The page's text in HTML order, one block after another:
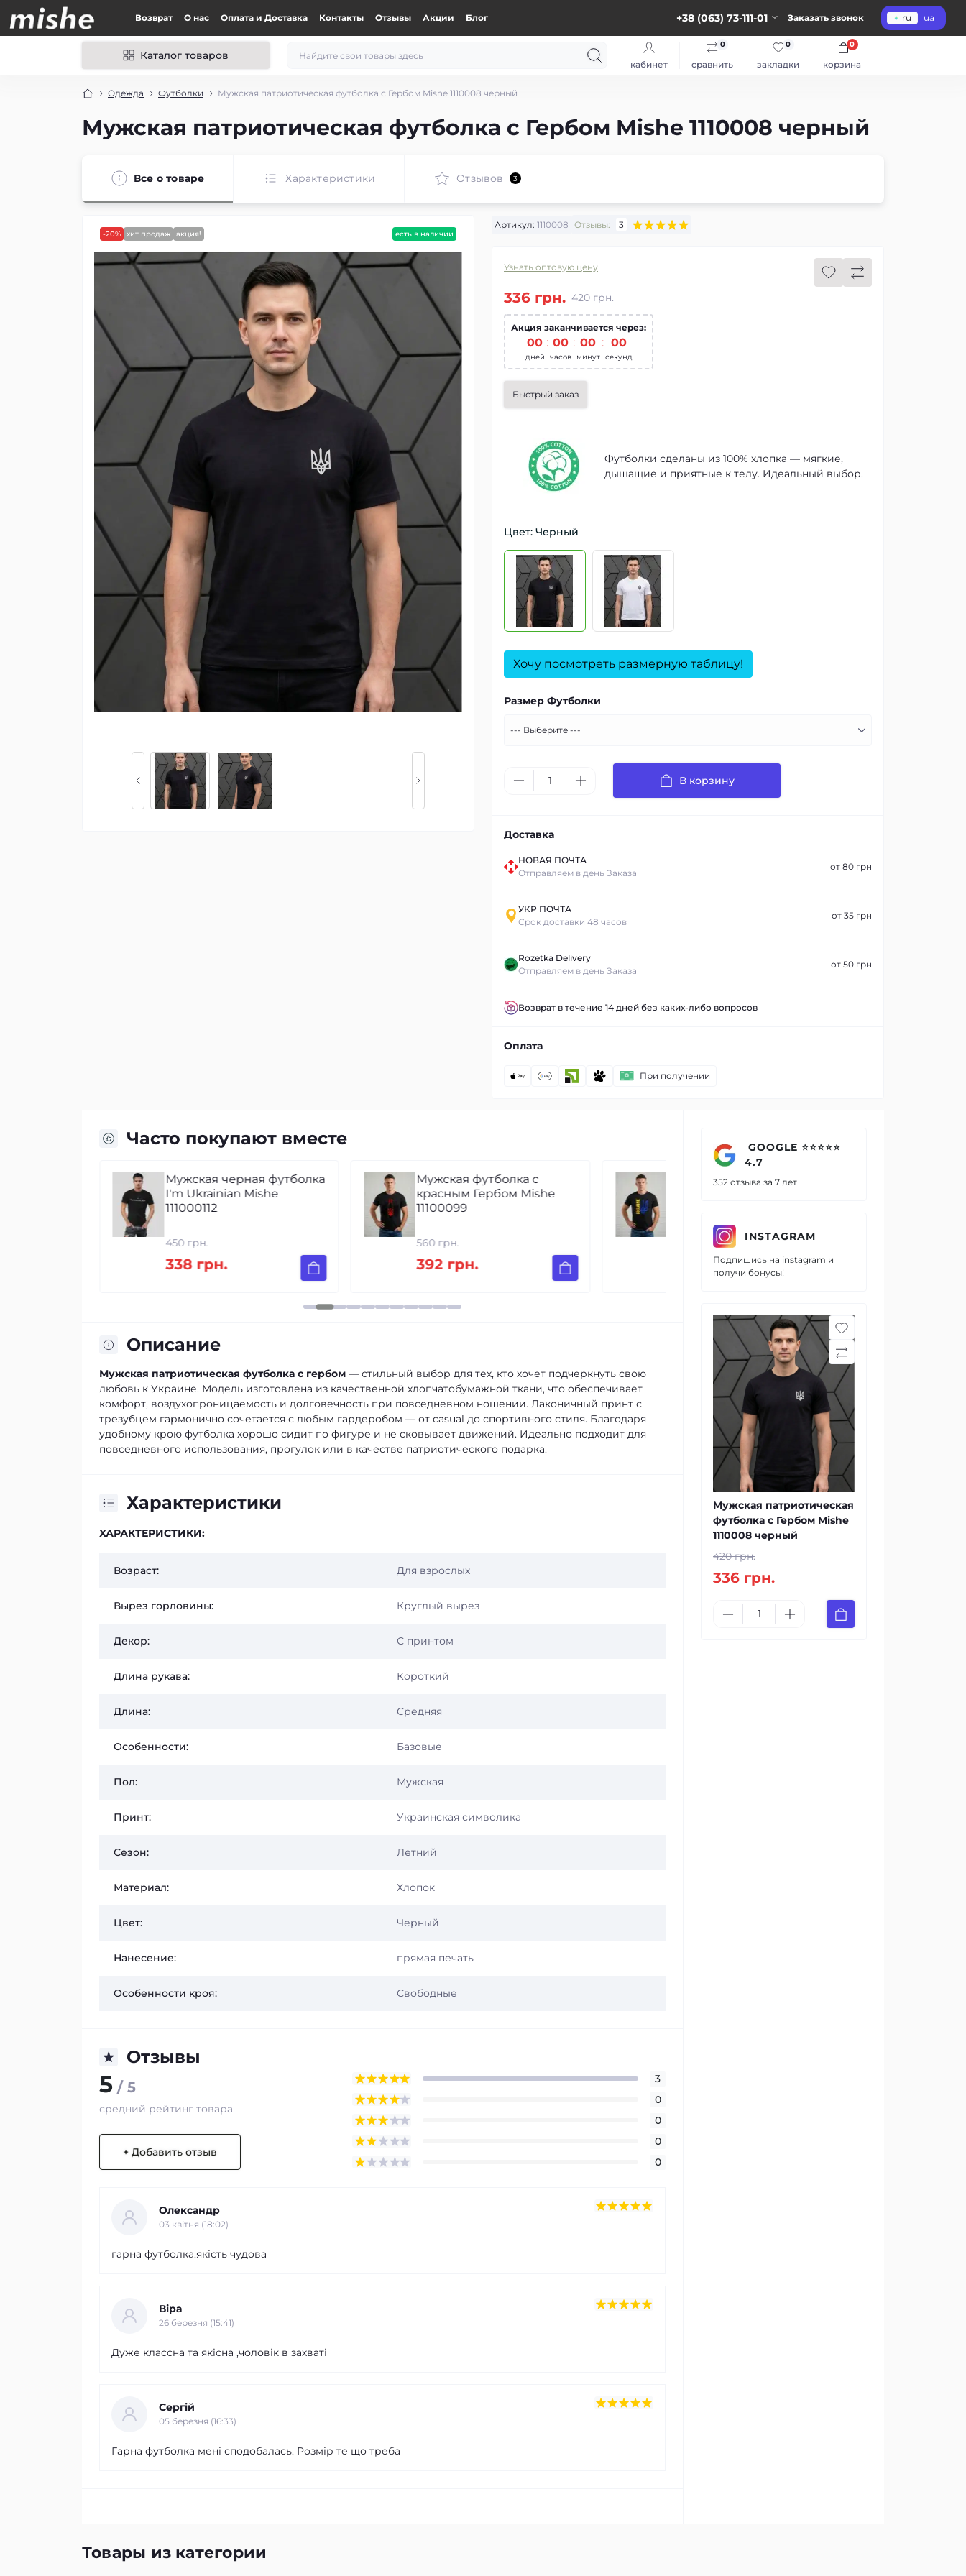
Возврат О нас Оплата и Доставка Контакты Отзывы Акции Блог +38 (063) 73-111-01 Заказать звонок ru ua
Каталог товаров
кабинет сравнить
0
закладки
0
корзина
0
Одежда Футболки Мужская патриотическая футболка с Гербом Mishe 1110008 черный
Мужская патриотическая футболка с Гербом Mishe 1110008 черный
Все о товаре Характеристики Отзывов 3
-20% хит продаж акция! есть в наличии
Артикул: 1110008 Отзывы: 3
Узнать оптовую цену
420 грн.
336 грн.
Акция заканчивается через:
00
дней
: 00
часов
: 00
минут
: 00
секунд
Быстрый заказ
Футболки сделаны из 100% хлопка — мягкие,
дышащие и приятные к телу. Идеальный выбор.
Цвет: Черный
Хочу посмотреть размерную таблицу!
Размер Футболки
В корзину
Доставка
НОВАЯ ПОЧТА
Отправляем в день Заказа
от 80 грн
УКР ПОЧТА
Срок доставки 48 часов
от 35 грн
Rozetka Delivery
Отправляем в день Заказа
от 50 грн
Возврат в течение 14 дней без каких-либо вопросов
Оплата
При получении
Часто покупают вместе
Мужская черная футболка
I'm Ukrainian Mishe
111000112
450 грн.
338 грн.
Мужская футболка с
красным Гербом Mishe
11100099
560 грн.
392 грн.
Мужская черная футболка
Mishe 111000113
392 грн.
Описание
Мужская патриотическая футболка с гербом — стильный выбор для тех, кто хочет подчеркнуть свою
любовь к Украине. Модель изготовлена из качественной хлопчатобумажной ткани, что обеспечивает
комфорт, воздухопроницаемость и долговечность при повседневном ношении. Лаконичный принт с
трезубцем гармонично сочетается с любым гардеробом — от casual до спортивного стиля. Благодаря
удобному крою футболка хорошо сидит по фигуре и не сковывает движений. Идеально подходит для
повседневного использования, прогулок или в качестве патриотического подарка.
Характеристики
ХАРАКТЕРИСТИКИ:
Возраст: Для взрослых
Вырез горловины: Круглый вырез
Декор: С принтом
Длина рукава: Короткий
Длина: Средняя
Особенности: Базовые
Пол: Мужская
Принт: Украинская символика
Сезон: Летний
Материал: Хлопок
Цвет: Черный
Нанесение: прямая печать
Особенности кроя: Свободные
Отзывы
5 / 5
средний рейтинг товара
+ Добавить отзыв
3
0
0
0
0
Олександр
03 квітня (18:02)
гарна футболка.якість чудова
Віра
26 березня (15:41)
Дуже классна та якісна ,чоловік в захваті
Сергій
05 березня (16:33)
Гарна футболка мені сподобалась. Розмір те що треба
GOOGLE ⭐⭐⭐⭐⭐
4.7
352 отзыва за 7 лет
INSTAGRAM
Подпишись на instagram и
получи бонусы!
Мужская патриотическая
футболка с Гербом Mishe
1110008 черный
420 грн.
336 грн.
Товары из категории